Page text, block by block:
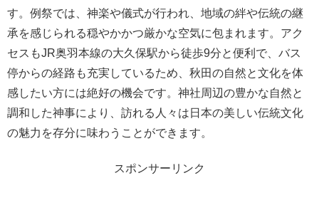
す。例祭では、神楽や儀式が行われ、地域の絆や伝統の継
承を感じられる穏やかかつ厳かな空気に包まれます。アク
セスもJR奥羽本線の大久保駅から徒歩9分と便利で、バス
停からの経路も充実しているため、秋田の自然と文化を体
感したい方には絶好の機会です。神社周辺の豊かな自然と
調和した神事により、訪れる人々は日本の美しい伝統文化
の魅力を存分に味わうことができます。
スポンサーリンク